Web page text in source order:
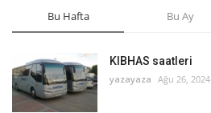
Bu Hafta Bu Ay
KIBHAS saatleri
yazayaza Ağu 26, 2024